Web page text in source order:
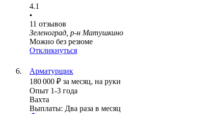
4.1
•
11 отзывов
Зеленоград, р-н Матушкино
Можно без резюме
Откликнуться
Арматурщик
180 000 ₽ за месяц, на руки
Опыт 1-3 года
Вахта
Выплаты: Два раза в месяц